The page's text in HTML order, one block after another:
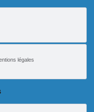
légales